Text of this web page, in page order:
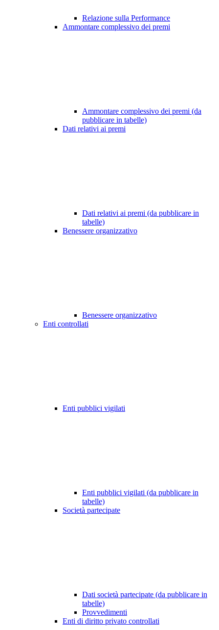
Relazione sulla Performance
Ammontare complessivo dei premi
Ammontare complessivo dei premi (da
pubblicare in tabelle)
Dati relativi ai premi
Dati relativi ai premi (da pubblicare in
tabelle)
Benessere organizzativo
Benessere organizzativo
Enti controllati
Enti pubblici vigilati
Enti pubblici vigilati (da pubblicare in
tabelle)
Società partecipate
Dati società partecipate (da pubblicare in
tabelle)
Provvedimenti
Enti di diritto privato controllati